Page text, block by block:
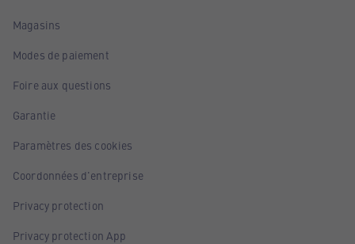
Magasins
Modes de paiement
Foire aux questions
Garantie
Paramètres des cookies
Coordonnées d'entreprise
Privacy protection
Privacy protection App